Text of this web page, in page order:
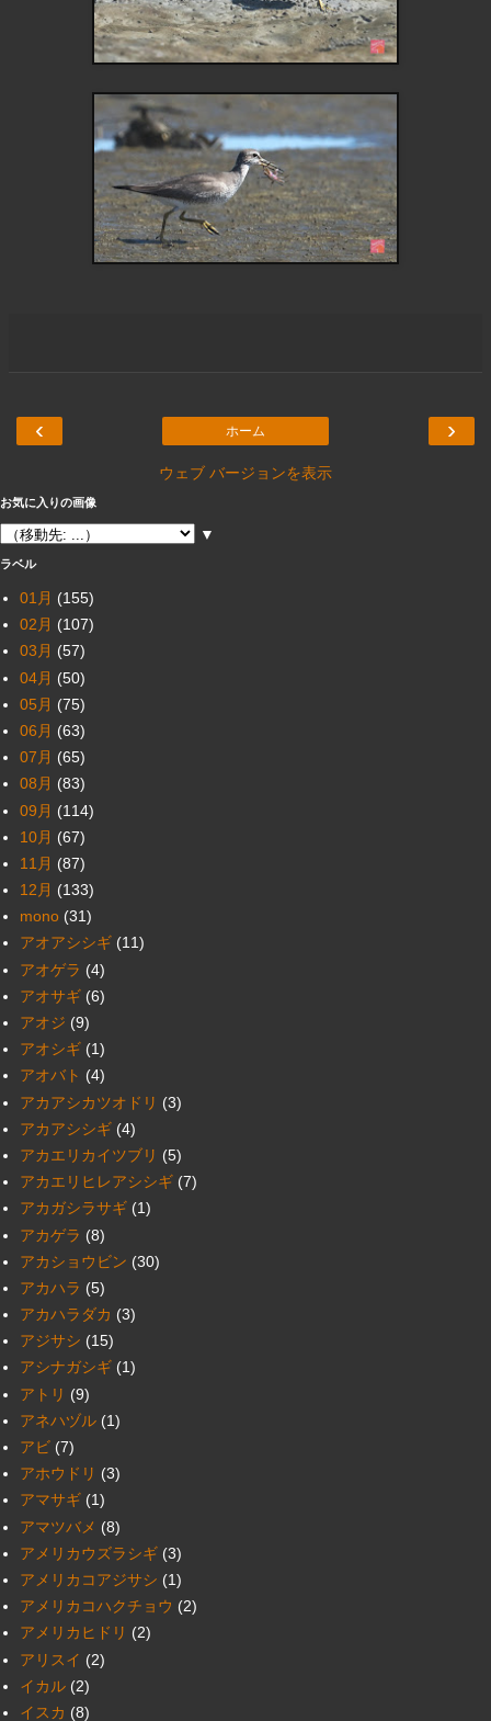
‹ ›
ホーム
ウェブ バージョンを表示
お気に入りの画像
▼
ラベル
01月 (155)
02月 (107)
03月 (57)
04月 (50)
05月 (75)
06月 (63)
07月 (65)
08月 (83)
09月 (114)
10月 (67)
11月 (87)
12月 (133)
mono (31)
アオアシシギ (11)
アオゲラ (4)
アオサギ (6)
アオジ (9)
アオシギ (1)
アオバト (4)
アカアシカツオドリ (3)
アカアシシギ (4)
アカエリカイツブリ (5)
アカエリヒレアシシギ (7)
アカガシラサギ (1)
アカゲラ (8)
アカショウビン (30)
アカハラ (5)
アカハラダカ (3)
アジサシ (15)
アシナガシギ (1)
アトリ (9)
アネハヅル (1)
アビ (7)
アホウドリ (3)
アマサギ (1)
アマツバメ (8)
アメリカウズラシギ (3)
アメリカコアジサシ (1)
アメリカコハクチョウ (2)
アメリカヒドリ (2)
アリスイ (2)
イカル (2)
イスカ (8)